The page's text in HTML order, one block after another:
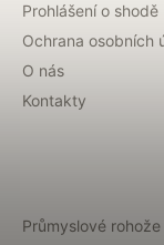
Prohlášení o shodě
Ochrana osobních
O nás
Kontakty
Průmyslové rohože